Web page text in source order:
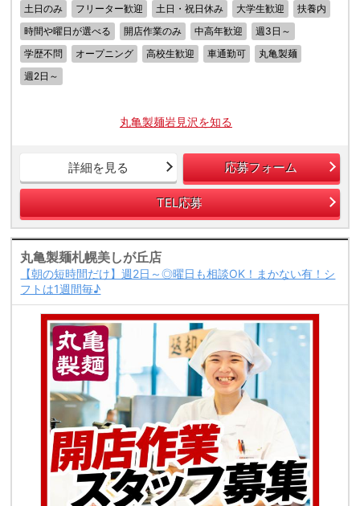
土日のみ
フリーター歓迎 土日・祝日休み 大学生歓迎
扶養内
時間や曜日が選べる
開店作業のみ 中高年歓迎
週3日～
学歴不問
オープニング 高校生歓迎 車通勤可
丸亀製麺
週2日～
丸亀製麺岩見沢を知る
詳細を見る 応募フォーム
TEL応募
丸亀製麺札幌美しが丘店
【朝の短時間だけ】週2日～◎曜日も相談OK！まかない有！シ
フトは1週間毎♪